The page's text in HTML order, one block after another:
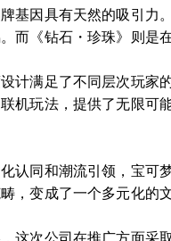
基因具有天然的吸引力
而《钻石・珍珠》则是
计满足了不同层次玩家
机玩法，提供了无限可
认同和潮流引领，宝可
，变成了一个多元化的
这次公司在推广方面